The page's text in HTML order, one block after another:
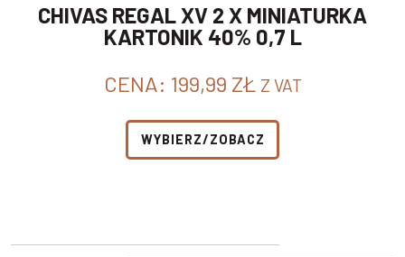
CHIVAS REGAL XV 2 X MINIATURKA
KARTONIK 40% 0,7 L
CENA: 199,99 ZŁ Z VAT
WYBIERZ/ZOBACZ